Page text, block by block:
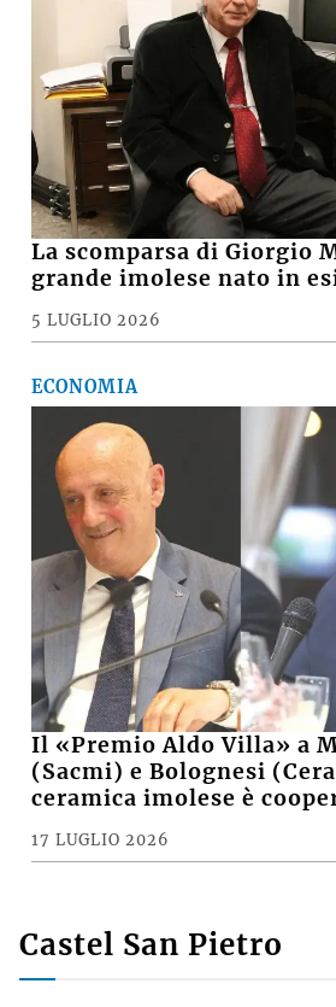
La scomparsa di Giorgio
grande imolese nato in
5 LUGLIO 2026
ECONOMIA
Il «Premio Aldo Villa» a
(Sacmi) e Bolognesi
ceramica imolese è
17 LUGLIO 2026
Castel San Pietro